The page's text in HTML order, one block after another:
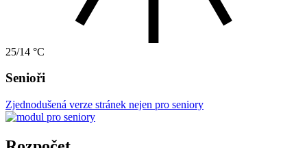
25/14 °C
Senioři
Zjednodušená verze stránek nejen pro seniory